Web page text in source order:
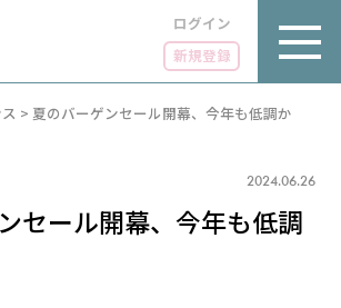
ログイン
新規登録
> 夏のバーゲンセール開幕、今年も低調か
2024.06.26
セール開幕、今年も低調